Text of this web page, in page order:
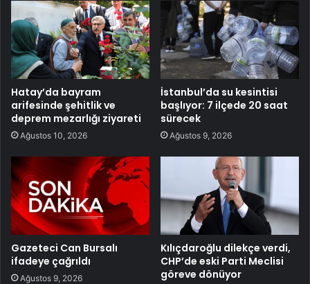
Hatay’da bayram
arifesinde şehitlik ve
deprem mezarlığı ziyareti
Ağustos 10, 2026
İstanbul’da su kesintisi
başlıyor: 7 ilçede 20 saat
sürecek
Ağustos 9, 2026
Gazeteci Can Bursalı
ifadeye çağrıldı
Ağustos 9, 2026
Kılıçdaroğlu dilekçe verdi,
CHP’de eski Parti Meclisi
göreve dönüyor